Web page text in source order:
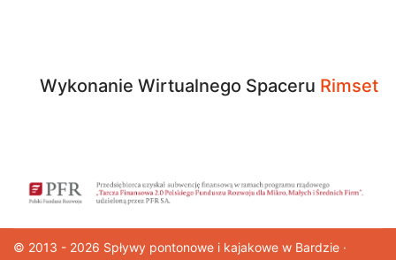
Wykonanie Wirtualnego Spaceru Rimset
© 2013 - 2026 Spływy pontonowe i kajakowe w Bardzie ·